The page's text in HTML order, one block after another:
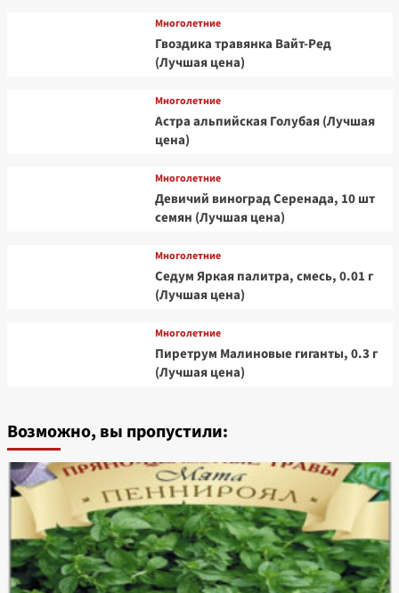
Многолетние
Гвоздика травянка Вайт-Ред
(Лучшая цена)
Многолетние
Астра альпийская Голубая (Лучшая
цена)
Многолетние
Девичий виноград Серенада, 10 шт
семян (Лучшая цена)
Многолетние
Седум Яркая палитра, смесь, 0.01 г
(Лучшая цена)
Многолетние
Пиретрум Малиновые гиганты, 0.3 г
(Лучшая цена)
Возможно, вы пропустили: